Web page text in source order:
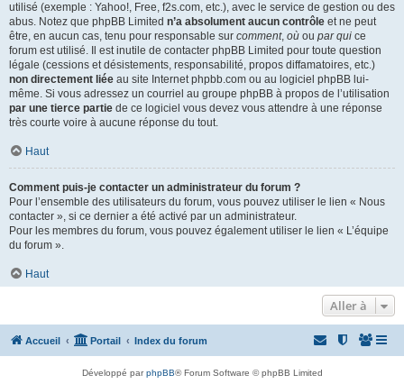
utilisé (exemple : Yahoo!, Free, f2s.com, etc.), avec le service de gestion ou des
abus. Notez que phpBB Limited n’a absolument aucun contrôle et ne peut
être, en aucun cas, tenu pour responsable sur comment, où ou par qui ce
forum est utilisé. Il est inutile de contacter phpBB Limited pour toute question
légale (cessions et désistements, responsabilité, propos diffamatoires, etc.)
non directement liée au site Internet phpbb.com ou au logiciel phpBB lui-
même. Si vous adressez un courriel au groupe phpBB à propos de l’utilisation
par une tierce partie de ce logiciel vous devez vous attendre à une réponse
très courte voire à aucune réponse du tout.
Haut
Comment puis-je contacter un administrateur du forum ?
Pour l’ensemble des utilisateurs du forum, vous pouvez utiliser le lien « Nous
contacter », si ce dernier a été activé par un administrateur.
Pour les membres du forum, vous pouvez également utiliser le lien « L’équipe
du forum ».
Haut
Aller à
Accueil Portail Index du forum
Développé parphpBB® Forum Software © phpBB Limited